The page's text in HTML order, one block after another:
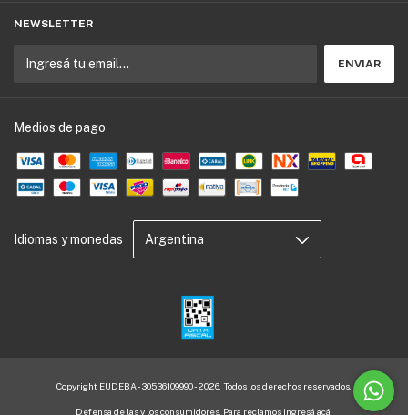
NEWSLETTER
Medios de pago
Idiomas y monedas
Copyright EUDEBA - 30536109990 - 2026. Todos los derechos reservados.
Defensa de las y los consumidores. Para reclamos ingresá acá.